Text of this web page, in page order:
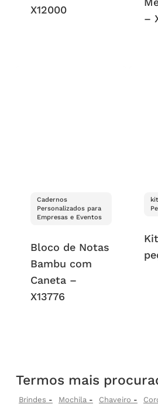
X12000
–
Cadernos
Personalizados para
Empresas e Eventos
Bloco de Notas
Bambu com
Caneta –
X13776
Termos mais
Brindes Mochila Chaveiro